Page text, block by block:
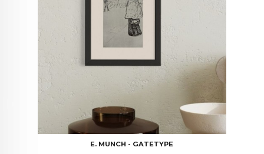
E. MUNCH - GATETYPE